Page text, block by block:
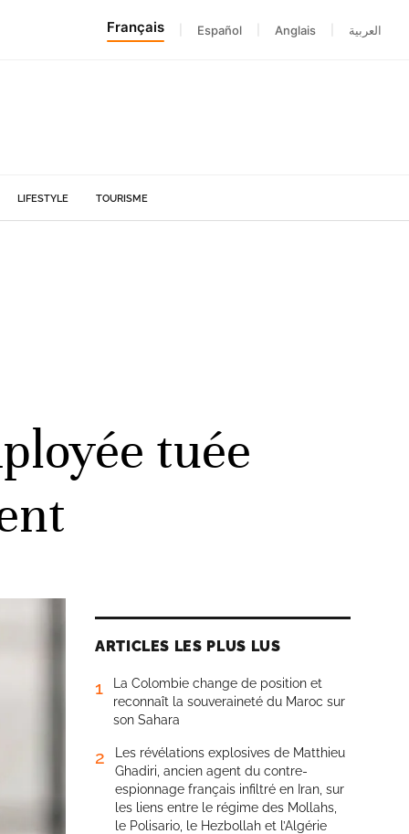
Français Español Anglais العربية
LIFESTYLE TOURISME
tuée
ARTICLES LES PLUS LUS
1
La Colombie change de position et
reconnaît la souveraineté du Maroc sur
son Sahara
2
Les révélations explosives de Matthieu
Ghadiri, ancien agent du contre-
espionnage français infiltré en Iran, sur
les liens entre le régime des Mollahs,
le Polisario, le Hezbollah et l’Algérie